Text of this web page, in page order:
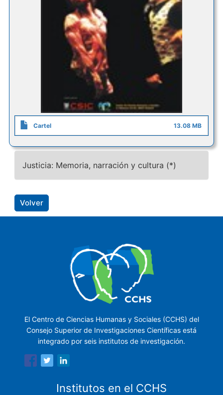
Cartel 13.08 MB
Justicia: Memoria, narración y cultura (*)
Volver
El Centro de Ciencias Humanas y Sociales (CCHS) del
Consejo Superior de Investigaciones Científicas está
integrado por seis institutos de investigación.
Institutos en el CCHS